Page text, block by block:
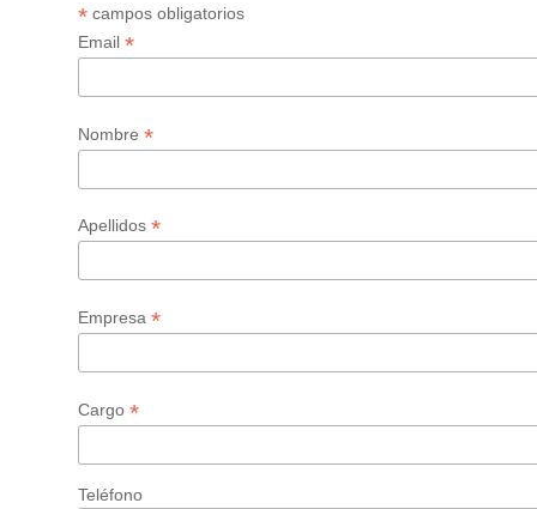
*campos obligatorios
Email *
Nombre *
Apellidos *
Empresa *
Cargo *
Teléfono